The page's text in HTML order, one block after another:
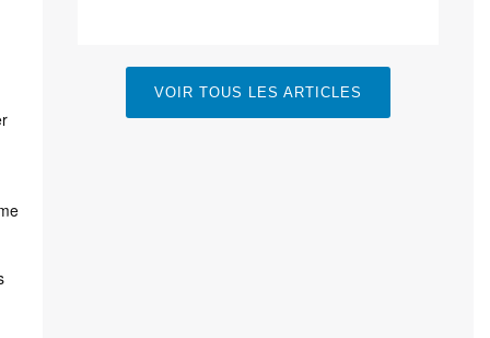
VOIR TOUS LES ARTICLES